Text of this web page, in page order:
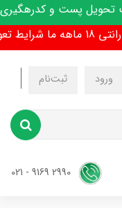
پست و کدرهگیری
!
ورود ثبت‌نام